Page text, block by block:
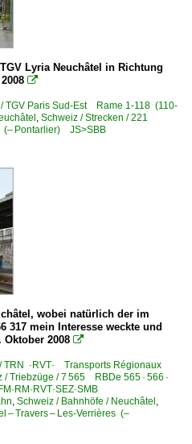
Lyria Neuchâtel in Richtung

TGV Paris Sud-Est Rame 1-118 (110-
, Schweiz / Strecken / 221
(– Pontarlier) JS>SBB
wobei natürlich der im
317 mein Interesse weckte und
2008 
TRN ·RVT· Transports Régionaux
/ Triebzüge / 7 565 RBDe 565 · 566 ·
, Schweiz / Bahnhöfe / Neuchâtel ,
– Travers – Les-Verrières (–